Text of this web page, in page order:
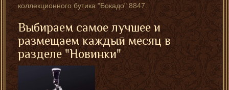
коллекционного бутика "Бокадо" 8847.
Выбираем самое лучшее и
размещаем каждый месяц в
разделе "Новинки"